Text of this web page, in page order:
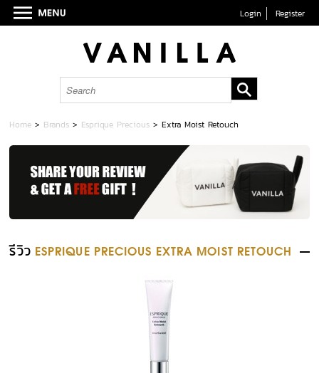
Login Register
Home > Brands > Esprique Precious >Extra Moist Retouch
รีวิว ESPRIQUE PRECIOUS EXTRA MOIST RETOUCH